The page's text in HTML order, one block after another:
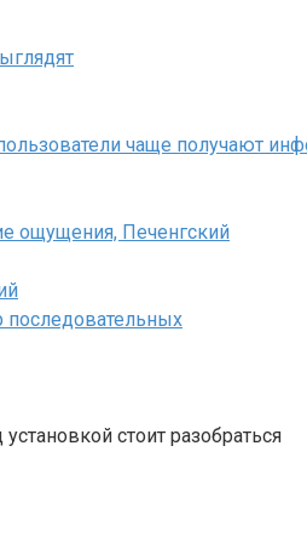
чаще получают
ощущения, Печенгский
последовательных
стоит разобраться